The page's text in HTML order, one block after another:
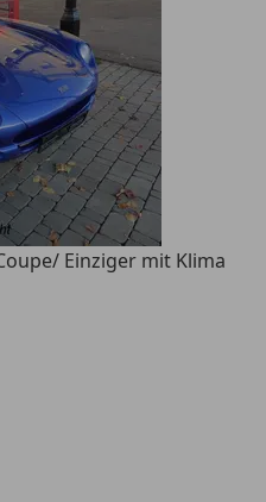
Einziger mit Klima